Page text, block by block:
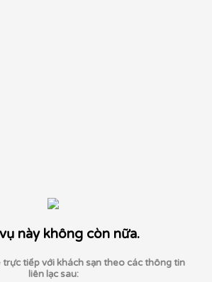
này không còn nữa.
trực tiếp với khách sạn theo các thông tin
liên lạc sau: